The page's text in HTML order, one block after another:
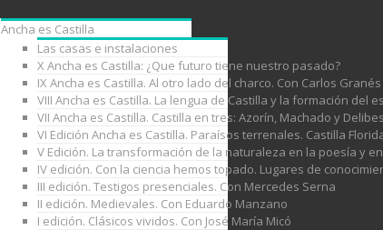
Ancha es Castilla
Las casas e instalaciones
X Ancha es Castilla: ¿Que futuro tiene nuestro pasado?
IX Ancha es Castilla. Al otro lado del charco. Con Carlos Granés
VIII Ancha es Castilla. La lengua de Castilla y la formación del
VII Ancha es Castilla. Castilla en tres: Azorín, Machado y
VI Edición Ancha es Castilla. Paraísos terrenales. Castilla
V Edición. La transformación de la naturaleza en la poesía y
IV edición. Con la ciencia hemos topado. Lugares de
III edición. Testigos presenciales. Con Mercedes Serna
II edición. Medievales. Con Eduardo Manzano
I edición. Clásicos vividos. Con José María Micó